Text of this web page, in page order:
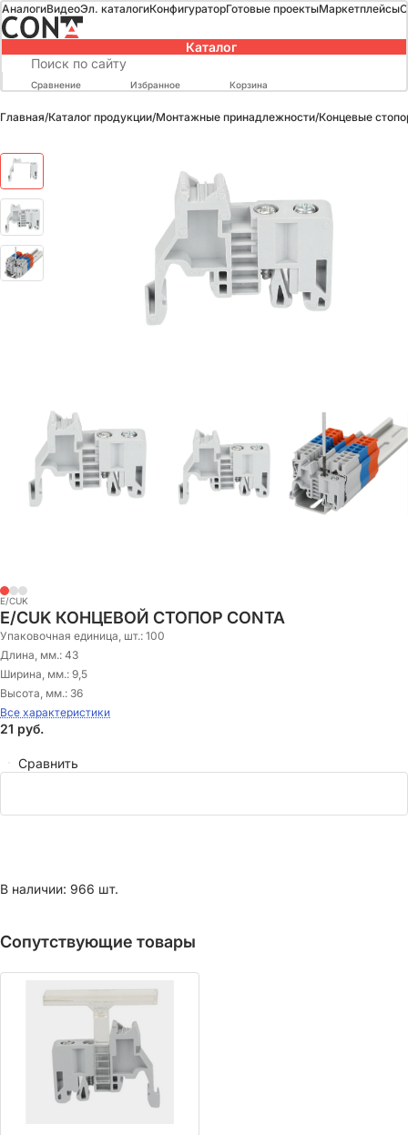
АналогиВидеоЭл. каталогиКонфигураторГотовые проектыМаркетплейсы
Каталог
Сравнение Избранное Корзина
Главная/Каталог продукции/Монтажные принадлежности/Концевые
E/CUK
E/CUK КОНЦЕВОЙ СТОПОР CONTA
Упаковочная единица, шт.: 100
Длина, мм.: 43
Ширина, мм.: 9,5
Высота, мм.: 36
Все характеристики
21 руб.
Сравнить
В наличии: 966 шт.
Сопутствующие товары